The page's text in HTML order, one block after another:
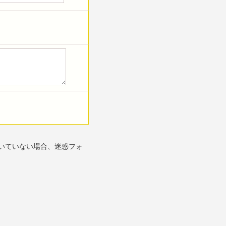
ていない場合、迷惑フォ